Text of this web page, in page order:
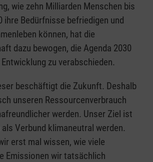
wie zehn Milliarden Menschen bis
ihre Bedürfnisse befriedigen und
können, hat die
dazu bewogen, die Agenda 2030
zu verabschieden.
beschäftigt die Zukunft. Deshalb
unseren Ressourcenverbrauch
werden. Unser Ziel ist
Verbund klimaneutral werden.
erst mal wissen, wie viele
Emissionen wir tatsächlich